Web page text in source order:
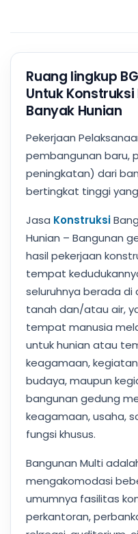
Ruang lingkup
Untuk
Banyak Hunian
Pekerjaan
pembangunan baru,
peningkatan) dari
bertingkat tinggi
Jasa Konstruksi
Hunian – Bangunan
hasil pekerjaan
tempat
seluruhnya berada
tanah dan/atau air,
tempat manusia
untuk hunian atau
keagamaan,
budaya, maupun
bangunan gedung
keagamaan, usaha,
fungsi khusus.
Bangunan Multi
mengakomodasi
umumnya fasilitas
perkantoran,